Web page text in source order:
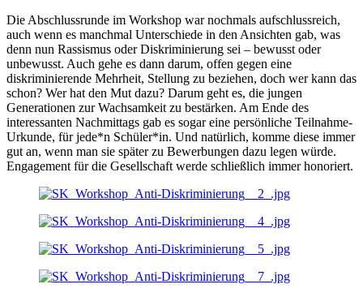
Die Abschlussrunde im Workshop war nochmals aufschlussreich,
auch wenn es manchmal Unterschiede in den Ansichten gab, was
denn nun Rassismus oder Diskriminierung sei – bewusst oder
unbewusst. Auch gehe es dann darum, offen gegen eine
diskriminierende Mehrheit, Stellung zu beziehen, doch wer kann das
schon? Wer hat den Mut dazu? Darum geht es, die jungen
Generationen zur Wachsamkeit zu bestärken. Am Ende des
interessanten Nachmittags gab es sogar eine persönliche Teilnahme-
Urkunde, für jede*n Schüler*in. Und natürlich, komme diese immer
gut an, wenn man sie später zu Bewerbungen dazu legen würde.
Engagement für die Gesellschaft werde schließlich immer honoriert.